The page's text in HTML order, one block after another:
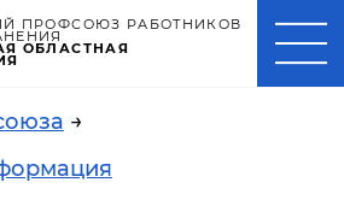
ПРОФСОЮЗ РАБОТНИКОВ
ОБЛАСТНАЯ
→